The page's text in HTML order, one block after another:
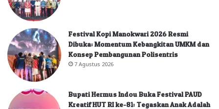
Festival Kopi Manokwari 2026 Resmi
Dibuka: Momentum Kebangkitan UMKM dan
Konsep Pembangunan Polisentris
7 Agustus 2026
Bupati Hermus Indou Buka Festival PAUD
Kreatif HUT RI ke-81: Tegaskan Anak Adalah